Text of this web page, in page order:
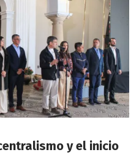
y el inicio